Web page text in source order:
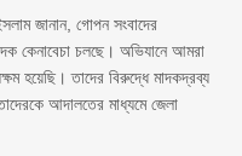
জানান, গোপন সংবাদের
কেনাবেচা চলছে। অভিযানে আমরা
হয়েছি। তাদের বিরুদ্ধে মাদকদ্রব্য
আদালতের মাধ্যমে জেলা